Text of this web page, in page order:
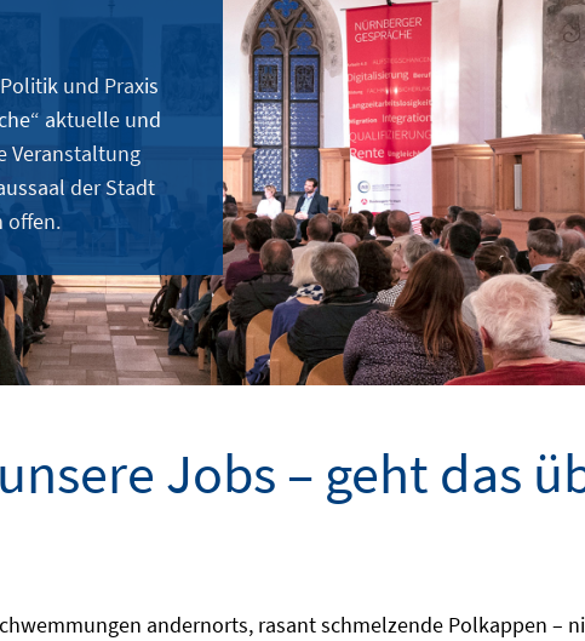
und Praxis
aktuelle und
Veranstaltung
der Stadt
offen.
Jobs – geht das
andernorts, rasant schmelzende Polkappen –